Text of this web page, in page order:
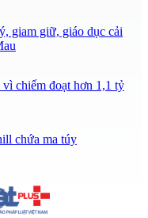
giam giữ, giáo dục cải
chiếm đoạt hơn 1,1 tỷ
chứa ma túy